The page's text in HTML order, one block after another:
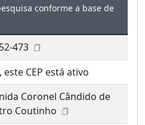
conforme a base de
473
este CEP está ativo
Coronel Cândido de
Coutinho